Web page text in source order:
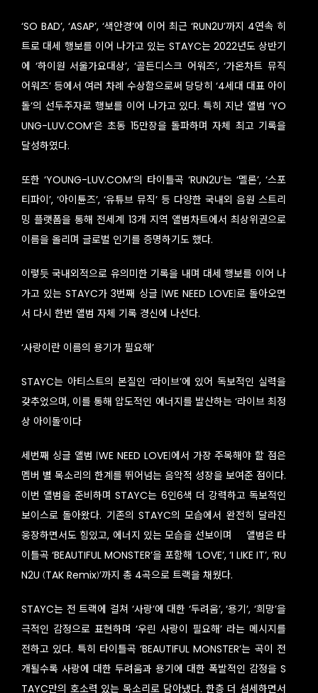
‘SO BAD’, ‘ASAP’, ‘색안경’에 이어 최근 ‘RUN2U’까지 4연속 히
트로 대세 행보를 이어 나가고 있는 STAYC는 2022년도 상반기
에 ‘하이원 서울가요대상’, ‘골든디스크 어워즈’, ‘가온차트 뮤직
어워즈’ 등에서 여러 차례 수상함으로써 당당히 ‘4세대 대표 아이
돌’의 선두주자로 행보를 이어 나가고 있다. 특히 지난 앨범 ‘YO
UNG-LUV.COM’은 초동 15만장을 돌파하며 자체 최고 기록을
달성하였다.
또한 ‘YOUNG-LUV.COM’의 타이틀곡 ‘RUN2U’는 ‘멜론’, ‘스포
티파이’, ‘아이튠즈’, ‘유튜브 뮤직’ 등 다양한 국내외 음원 스트리
밍 플랫폼을 통해 전세계 13개 지역 앨범차트에서 최상위권으로
이름을 올리며 글로벌 인기를 증명하기도 했다.
이렇듯 국내외적으로 유의미한 기록을 내며 대세 행보를 이어 나
가고 있는 STAYC가 3번째 싱글 [WE NEED LOVE]로 돌아오면
서 다시 한번 앨범 자체 기록 경신에 나선다.
‘사랑이란 이름의 용기가 필요해’
STAYC는 아티스트의 본질인 ‘라이브’에 있어 독보적인 실력을
갖추었으며, 이를 통해 압도적인 에너지를 발산하는 ‘라이브 최정
상 아이돌’이다
세번째 싱글 앨범 [WE NEED LOVE]에서 가장 주목해야 할 점은
멤버 별 목소리의 한계를 뛰어넘는 음악적 성장을 보여준 점이다.
이번 앨범을 준비하며 STAYC는 6인6색 더 강력하고 독보적인
보이스로 돌아왔다. 기존의 STAYC의 모습에서 완전히 달라진
웅장하면서도 힘있고, 에너지 있는 모습을 선보이며
앨범은 타
이틀곡 ‘BEAUTIFUL MONSTER’을 포함해 ‘LOVE’, ‘I LIKE IT’, ‘RU
N2U (TAK Remix)’까지 총 4곡으로 트랙을 채웠다.
STAYC는 전 트랙에 걸쳐 ‘사랑’에 대한 ‘두려움’, ‘용기’, ‘희망’을
극적인 감정으로 표현하며 ‘우린 사랑이 필요해’ 라는 메시지를
전하고 있다. 특히 타이틀곡 ‘BEAUTIFUL MONSTER’는 곡이 전
개될수록 사랑에 대한 두려움과 용기에 대한 폭발적인 감정을 S
TAYC만의 호소력 있는 목소리로 담아냈다. 한층 더 섬세하면서